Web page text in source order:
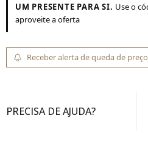
UM PRESENTE PARA SI. Use o
aproveite a oferta
Receber alerta de queda de preço
PRECISA DE AJUDA?